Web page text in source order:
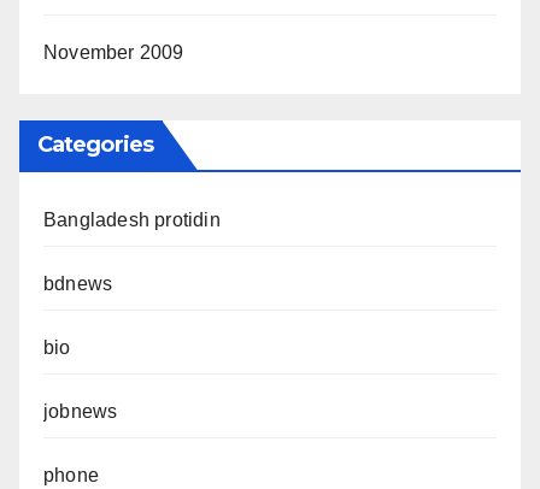
November 2009
Categories
Bangladesh protidin
bdnews
bio
jobnews
phone